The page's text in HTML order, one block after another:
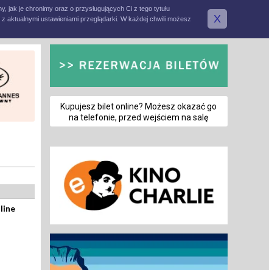
jak je chronimy oraz o przysługujących Ci z tego tytułu
aktualnymi ustawieniami przeglądarki. W każdej chwili możesz
X
Kupujesz bilet online? Możesz okazać go
na telefonie, przed wejściem na salę